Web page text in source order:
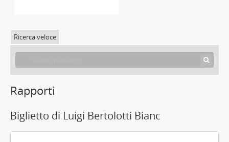
Ricerca veloce
Rapporti
Biglietto di Luigi Bertolotti Bianc